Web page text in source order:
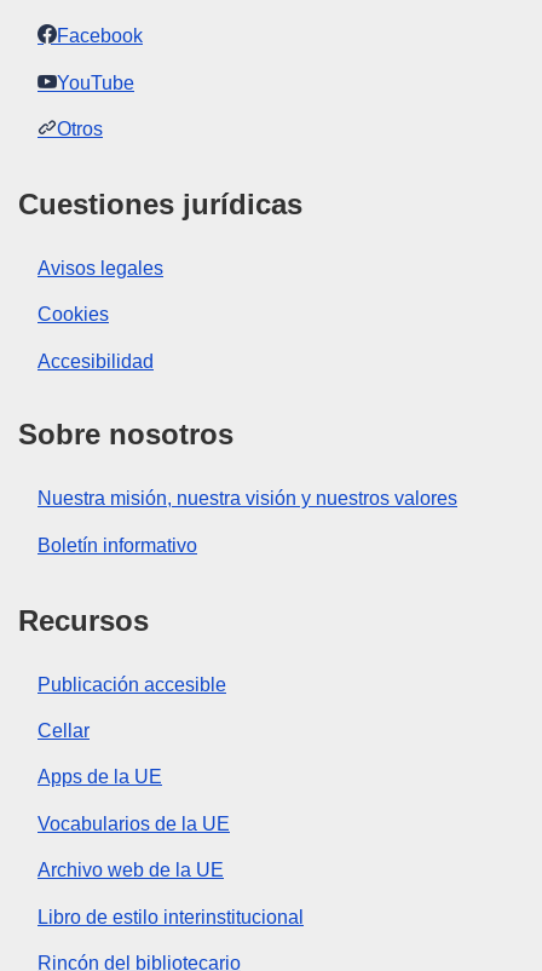
Facebook
YouTube
Otros
Cuestiones jurídicas
Avisos legales
Cookies
Accesibilidad
Sobre nosotros
Nuestra misión, nuestra visión y nuestros valores
Boletín informativo
Recursos
Publicación accesible
Cellar
Apps de la UE
Vocabularios de la UE
Archivo web de la UE
Libro de estilo interinstitucional
Rincón del bibliotecario